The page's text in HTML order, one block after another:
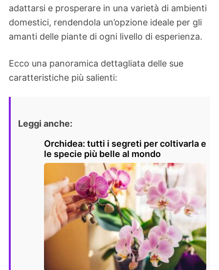
adattarsi e prosperare in una varietà di ambienti
domestici, rendendola un’opzione ideale per gli
amanti delle piante di ogni livello di esperienza.
Ecco una panoramica dettagliata delle sue
caratteristiche più salienti:
Leggi anche:
Orchidea: tutti i segreti per coltivarla e
le specie più belle al mondo